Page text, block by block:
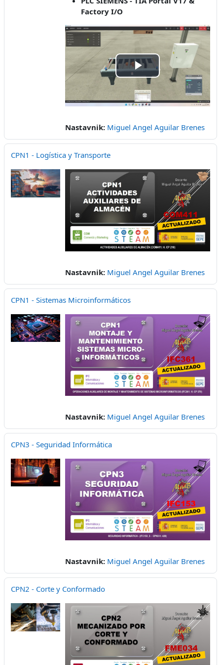
Factory I/O
Play
Video
Nastavnik: Miguel Angel Aguilar Brenes
CPN1 - Logística y Transporte
Nastavnik: Miguel Angel Aguilar Brenes
CPN1 - Sistemas Microinformáticos
Nastavnik: Miguel Angel Aguilar Brenes
CPN3 - Seguridad Informática
Nastavnik: Miguel Angel Aguilar Brenes
CPN2 - Corte y Conformado